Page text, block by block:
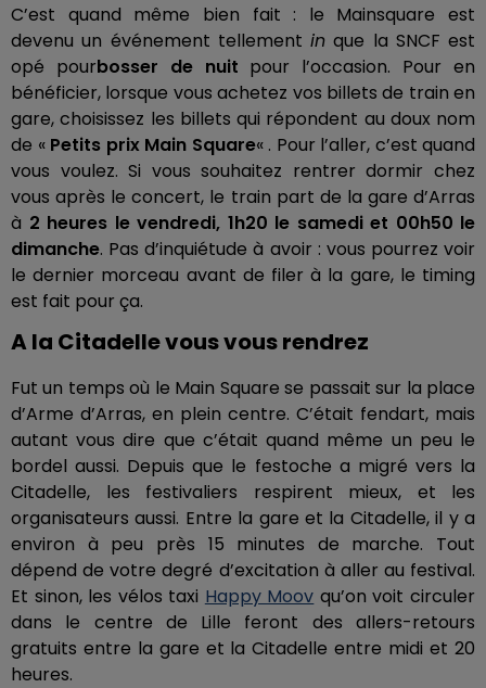
C’est quand même bien fait : le Mainsquare est
devenu un événement tellement in que la SNCF est
opé pourbosser de nuit pour l’occasion. Pour en
bénéficier, lorsque vous achetez vos billets de train en
gare, choisissez les billets qui répondent au doux nom
de « Petits prix Main Square« . Pour l’aller, c’est quand
vous voulez. Si vous souhaitez rentrer dormir chez
vous après le concert, le train part de la gare d’Arras
à 2 heures le vendredi, 1h20 le samedi et 00h50 le
dimanche. Pas d’inquiétude à avoir : vous pourrez voir
le dernier morceau avant de filer à la gare, le timing
est fait pour ça.
A la Citadelle vous vous rendrez
Fut un temps où le Main Square se passait sur la place
d’Arme d’Arras, en plein centre. C’était fendart, mais
autant vous dire que c’était quand même un peu le
bordel aussi. Depuis que le festoche a migré vers la
Citadelle, les festivaliers respirent mieux, et les
organisateurs aussi. Entre la gare et la Citadelle, il y a
environ à peu près 15 minutes de marche. Tout
dépend de votre degré d’excitation à aller au festival.
Et sinon, les vélos taxi Happy Moov qu’on voit circuler
dans le centre de Lille feront des allers-retours
gratuits entre la gare et la Citadelle entre midi et 20
heures.